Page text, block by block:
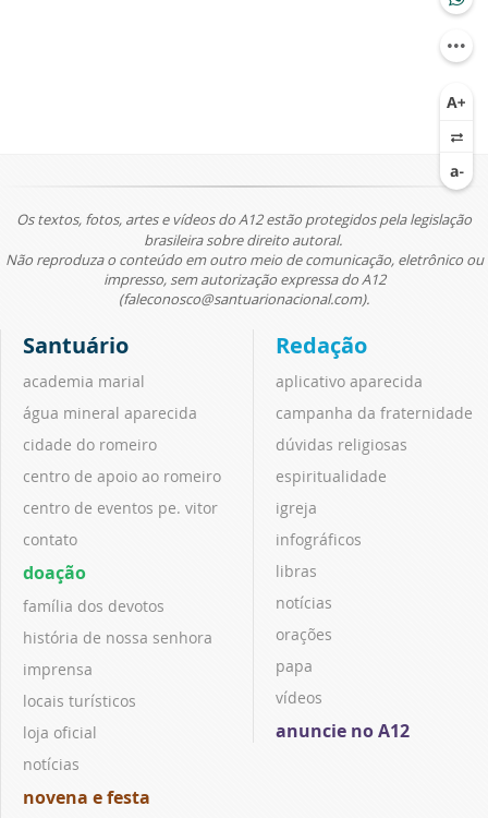
Os textos, fotos, artes e vídeos do A12 estão protegidos pela legislação
brasileira sobre direito autoral.
Não reproduza o conteúdo em outro meio de comunicação, eletrônico ou
impresso, sem autorização expressa do A12
(faleconosco@santuarionacional.com).
Santuário
academia marial
água mineral aparecida
cidade do romeiro
centro de apoio ao romeiro
centro de eventos pe. vitor
contato
doação
família dos devotos
história de nossa senhora
imprensa
locais turísticos
loja oficial
notícias
novena e festa
Redação
aplicativo aparecida
campanha da fraternidade
dúvidas religiosas
espiritualidade
igreja
infográficos
libras
notícias
orações
papa
vídeos
anuncie no A12